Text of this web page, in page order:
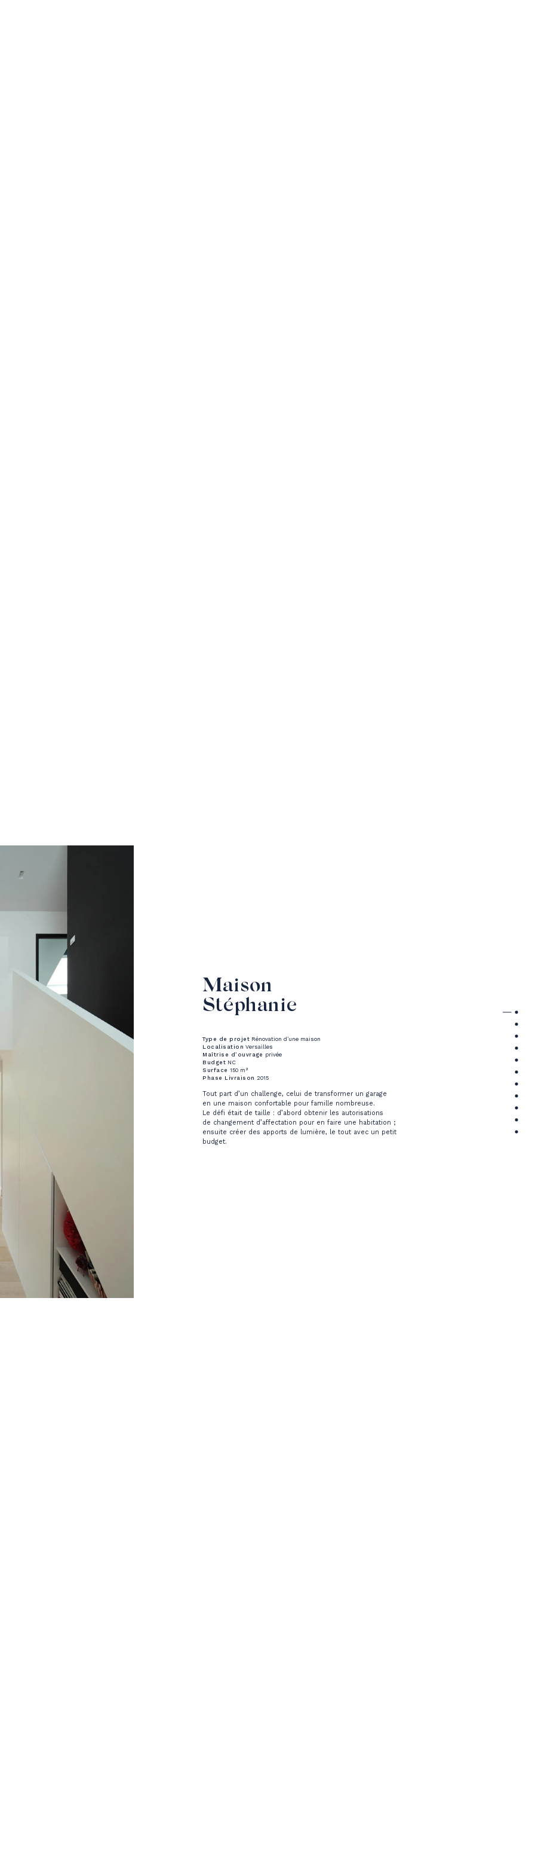
Maison
Stéphanie
Type de projet Rénovation d’une maison
Localisation Versailles
Maîtrise d’ouvrage privée
Budget NC
Surface 150 m²
Phase Livraison 2015
Tout part d’un challenge, celui de transformer un garage
en une maison confortable pour famille nombreuse.
Le défi était de taille : d’abord obtenir les autorisations
de changement d’affectation pour en faire une habitation ;
ensuite créer des apports de lumière, le tout avec un petit
budget.